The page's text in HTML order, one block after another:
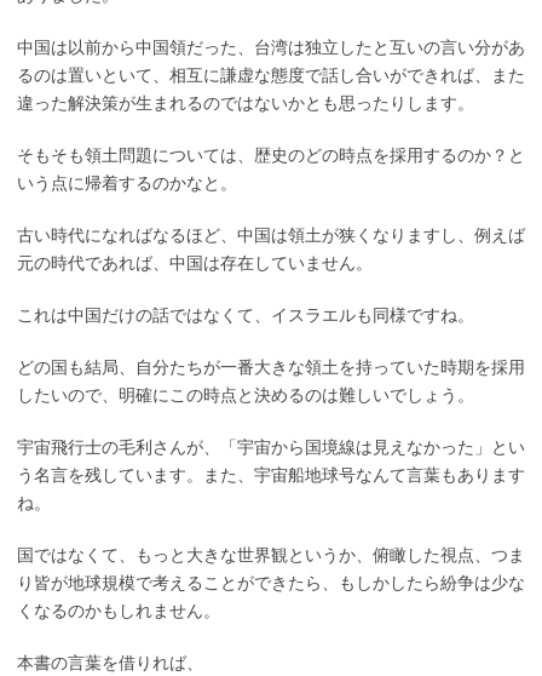
中国は以前から中国領だった、台湾は独立したと互いの言い分があ
るのは置いといて、相互に謙虚な態度で話し合いができれば、また
違った解決策が生まれるのではないかとも思ったりします。
そもそも領土問題については、歴史のどの時点を採用するのか？と
いう点に帰着するのかなと。
古い時代になればなるほど、中国は領土が狭くなりますし、例えば
元の時代であれば、中国は存在していません。
これは中国だけの話ではなくて、イスラエルも同様ですね。
どの国も結局、自分たちが一番大きな領土を持っていた時期を採用
したいので、明確にこの時点と決めるのは難しいでしょう。
宇宙飛行士の毛利さんが、「宇宙から国境線は見えなかった」とい
う名言を残しています。また、宇宙船地球号なんて言葉もあります
ね。
国ではなくて、もっと大きな世界観というか、俯瞰した視点、つま
り皆が地球規模で考えることができたら、もしかしたら紛争は少な
くなるのかもしれません。
本書の言葉を借りれば、